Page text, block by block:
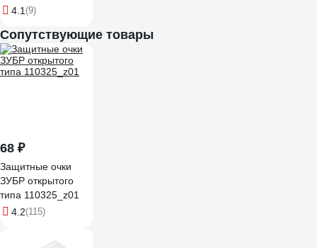
4.1 (9)
Сопутствующие товары
68 ₽
Защитные очки
ЗУБР открытого
типа 110325_z01
4.2(115)